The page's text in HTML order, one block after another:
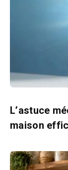
L’astuce
maison